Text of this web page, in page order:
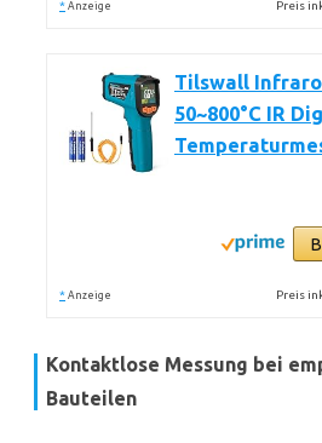
* Anzeige Preis
Tilswall
50~800°C IR
* Anzeige Preis
Kontaktlose Messung bei
Bauteilen